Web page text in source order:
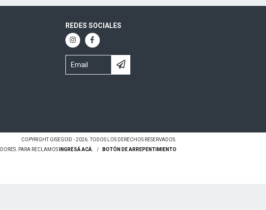
REDES SOCIALES
COPYRIGHT GISEGI3D - 2026. TODOS LOS DERECHOS RESERVADOS.
PARA RECLAMOS
INGRESÁ ACÁ. / BOTÓN DE ARREPENTIMIENTO